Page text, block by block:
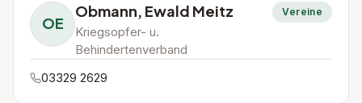
OE
Obmann, Ewald Meitz
Kriegsopfer- u.
Behindertenverband
Vereine
03329 2629